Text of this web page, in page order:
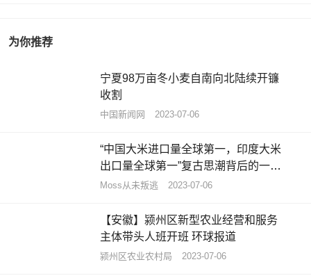
为你推荐
宁夏98万亩冬小麦自南向北陆续开镰
收割
中国新闻网 2023-07-06
“中国大米进口量全球第一，印度大米
出口量全球第一”复古思潮背后的一些
数据
Moss从未叛逃 2023-07-06
【安徽】颍州区新型农业经营和服务
主体带头人班开班 环球报道
颍州区农业农村局 2023-07-06